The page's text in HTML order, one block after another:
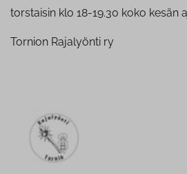
torstaisin klo 18-19.30 koko kesän
Tornion Rajalyönti ry